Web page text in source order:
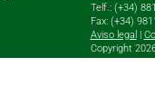
Telf.: (+34)
Fax: (+34)
Aviso legal
Copyright